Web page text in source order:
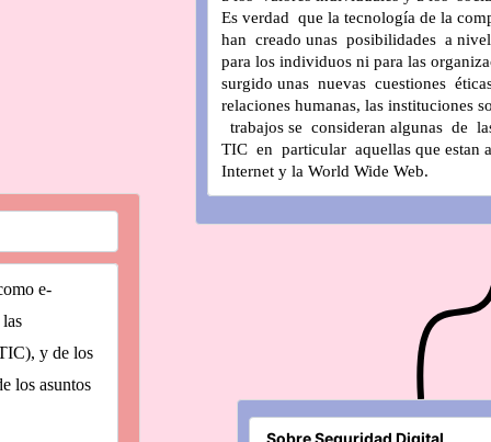
Es verdad  que la tecnología de la
han  creado unas  posibilidades  a
para los individuos ni para las
surgido unas  nuevas  cuestiones
relaciones humanas, las instituciones
trabajos se  consideran algunas  de
TIC  en  particular  aquellas que
Internet y la World Wide Web.
e-
y de los
los asuntos